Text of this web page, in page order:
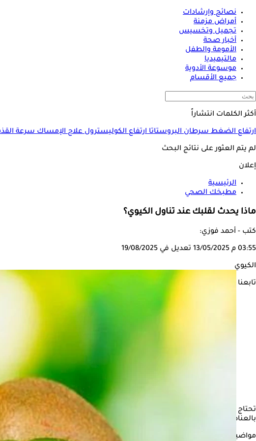
نصائح وإرشادات
أمراض مزمنة
تجميل وتخسيس
أخبار صحة
الأمومة والطفل
مالتيميديا
موسوعة الأدوية
جميع الأقسام
أكثر الكلمات انتشاراً
ارتفاع الضغطسرطان البروستاتاارتفاع الكوليسترولعلاج الإمساكسرعة
لم يتم العثور على نتائج البحث
إعلان
الرئيسية
مطبخك الصحي
ماذا يحدث لقلبك عند تناول الكيوي؟
كتب - أحمد فوزي:
03:55 م 13/05/2025 تعديل في 19/08/2025
الكيوي
تابعنا على
تحتاج صحة القلب، التركيز الكثير على خفض مستوى الكوليسترول، والتحكم في
بالعناصر الغذائية الأساسية ومضادات الأكسدة والألياف.
مواضيع ذات صلة